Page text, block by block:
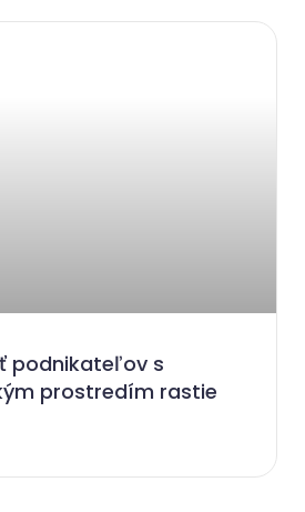
podnikateľov s
prostredím rastie